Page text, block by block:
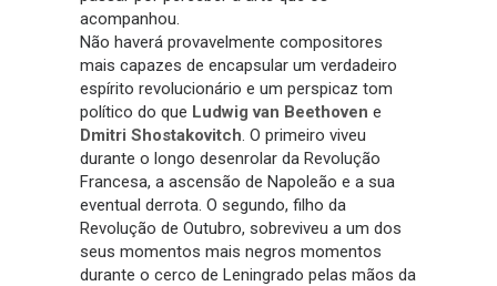
acompanhou.
Não haverá provavelmente compositores
mais capazes de encapsular um verdadeiro
espírito revolucionário e um perspicaz tom
político do que Ludwig van Beethoven e
Dmitri Shostakovitch. O primeiro viveu
durante o longo desenrolar da Revolução
Francesa, a ascensão de Napoleão e a sua
eventual derrota. O segundo, filho da
Revolução de Outubro, sobreviveu a um dos
seus momentos mais negros momentos
durante o cerco de Leningrado pelas mãos da